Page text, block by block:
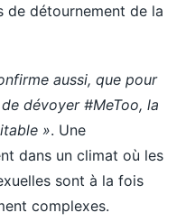
de détournement de la
aussi, que pour
dévoyer #MeToo, la
». Une
dans un climat où les
sont à la fois
complexes.